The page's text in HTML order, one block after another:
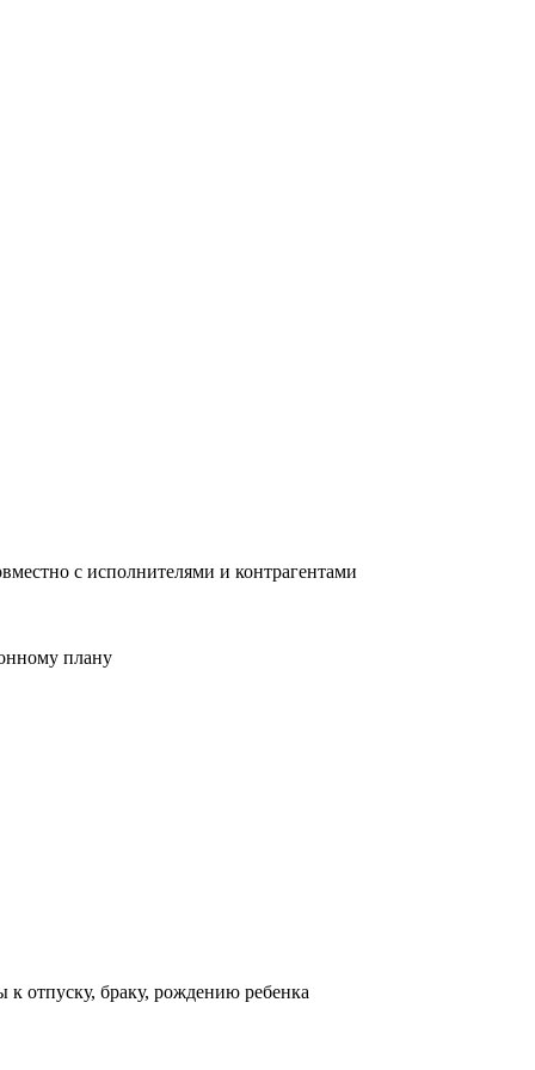
с исполнителями и контрагентами
плану
отпуску, браку, рождению ребенка